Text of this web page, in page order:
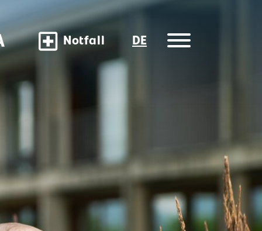
Notfall DE